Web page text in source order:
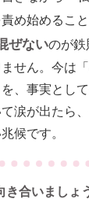
め始めるこ
ぜないのが鉄
せん。今は
、事実とし
涙が出たら
候です。
き合いましょ